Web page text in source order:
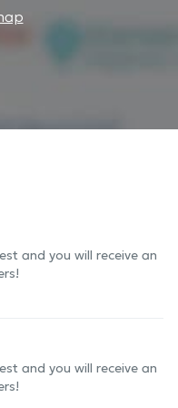
aan suppletie
wat bijdraagt aan een
and you will receive an
and you will receive an